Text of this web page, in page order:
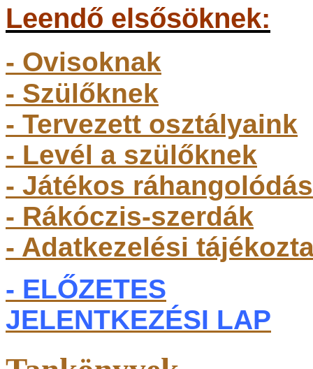
Leendő elsősöknek:
- Ovisoknak
- Szülőknek
- Tervezett osztályaink
- Levél a szülőknek
- Játékos ráhangolódás
- Rákóczis-szerdák
- Adatkezelési
- ELŐZETES
JELENTKEZÉSI LAP